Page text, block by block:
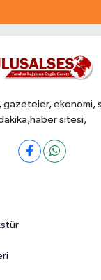
gazeteler, ekonomi,
sitesi,